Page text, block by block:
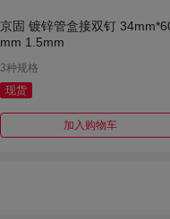
京固 镀锌管盒接双钉
mm 1.5mm
3种规格
现货
加入购物车